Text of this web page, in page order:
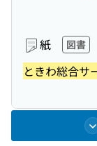
紙 図書
ときわ総合サ